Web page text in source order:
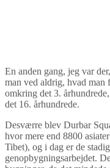
En anden gang, jeg var
man ved aldrig, hvad man
omkring det 3.
det 16. århundrede.
Desværre blev Durbar
hvor mere end 8800
Tibet), og i dag er de
genopbygningsarbejdet.